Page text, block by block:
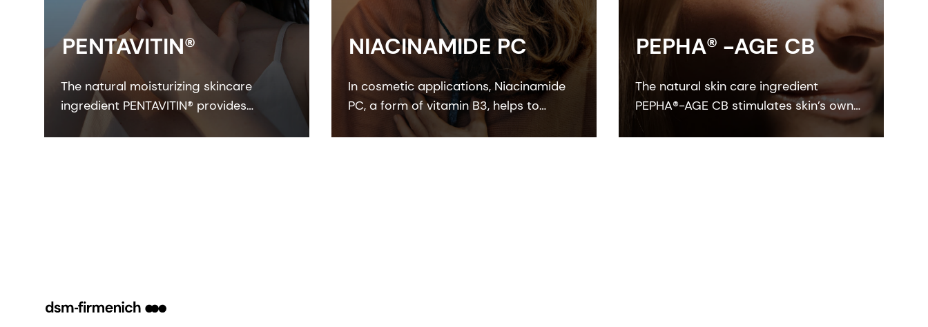
PENTAVITIN®
The natural moisturizing skincare
ingredient PENTAVITIN® provides
powerful hydration to all facial areas,
NIACINAMIDE PC
In cosmetic applications, Niacinamide
PC, a form of vitamin B3, helps to
rebalance skin pigmentation, refines
PEPHA® -AGE CB
The natural skin care ingredient
PEPHA®-AGE CB stimulates skin’s own
defense against the negative impact